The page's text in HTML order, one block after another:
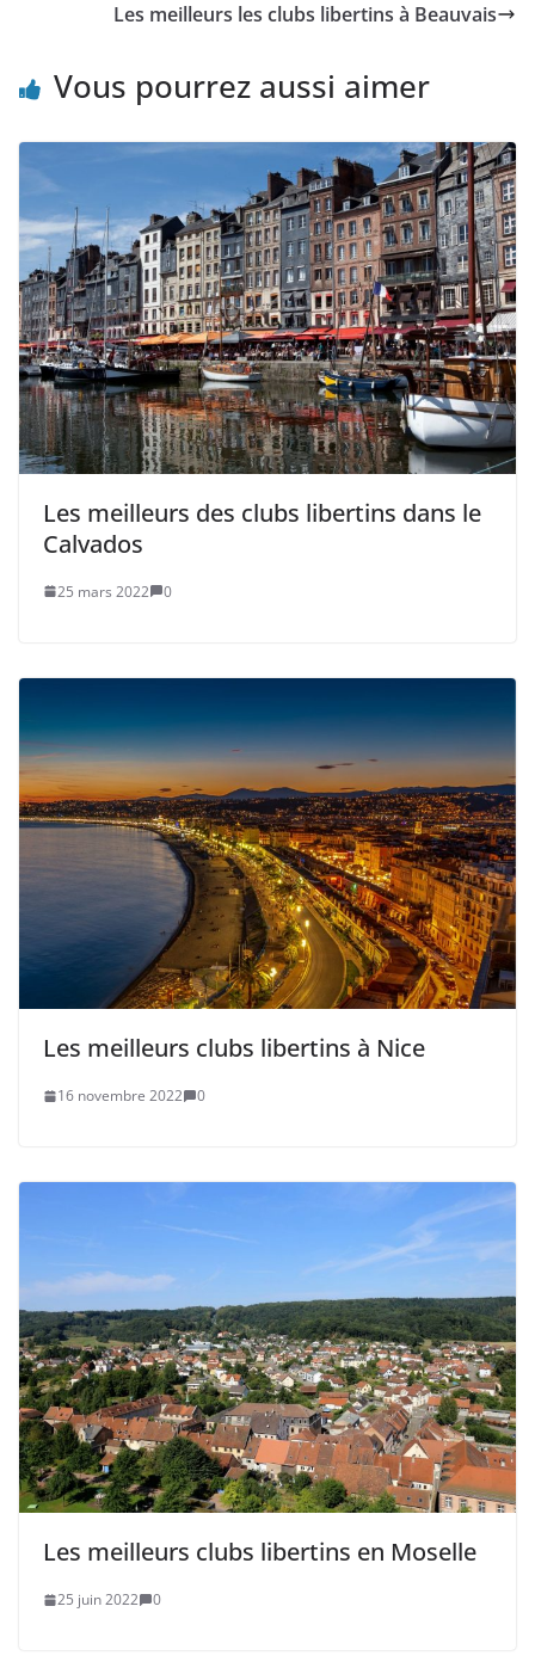
Les meilleurs les clubs libertins à Beauvais
Vous pourrez aussi aimer
Les meilleurs des clubs libertins dans le
Calvados
25 mars 2022 0
Les meilleurs clubs libertins à Nice
16 novembre 2022 0
Les meilleurs clubs libertins en Moselle
25 juin 2022 0